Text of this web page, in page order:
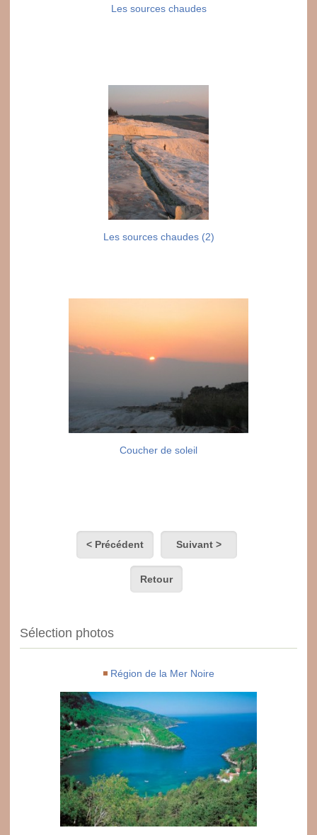
Les sources chaudes
Les sources chaudes (2)
Coucher de soleil
< Précédent Suivant >
Retour
Sélection photos
Région de la Mer Noire